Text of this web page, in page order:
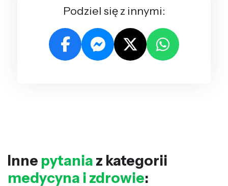
Podziel się z innymi:
Inne pytania z kategorii
medycyna i zdrowie: